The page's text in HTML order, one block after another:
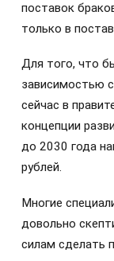
поставок
только в
Для того, что
зависимостью
сейчас в
концепции
до 2030 года
рублей.
Многие
довольно
силам сделать